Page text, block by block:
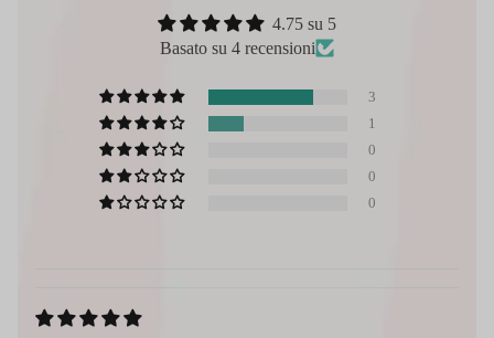
4.75 su 5
Basato su 4 recensioni
3
1
0
0
0